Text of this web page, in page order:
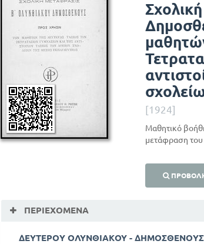
[1924]
Μαθητικό
μετάφραση
ΠΕΡΙΕΧΌΜΕΝΑ
ΔΕΥΤΕΡΟΥ ΟΛΥΝΘΙΑΚΟΥ - ΔΗΜΟΣΘΕΝΟΥΣ